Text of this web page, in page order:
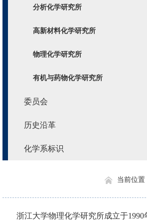
分析化学研究所
高新材料化学研究所
物理化学研究所
有机与药物化学研究所
委员会
历史沿革
化学系标识
当前位置
浙江大学物理化学研究所成立于1990